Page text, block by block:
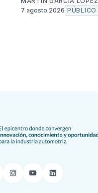
7 agosto 2026 PÚBLICO
Instagram
YouTubeLinkedIn